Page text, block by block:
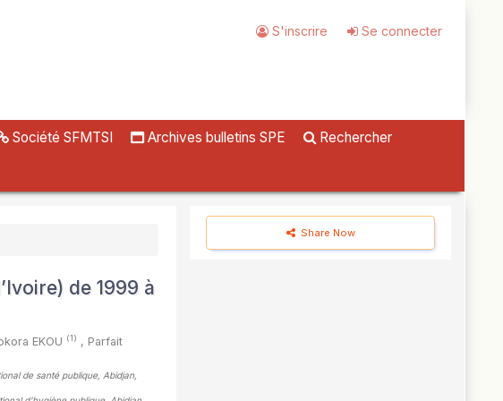
S'inscrire Se connecter
Société SFMTSI Archives bulletins SPE Rechercher
de 1999 à
EKOU (1) , Parfait
de santé publique, Abidjan,
Share Now